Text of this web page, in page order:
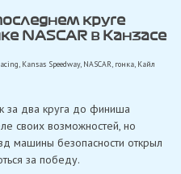
круге
NASCAR в Канзасе
, Kansas Speedway, NASCAR, гонка, Кайл
за два круга до финиша
своих возможностей, но
машины безопасности открыл
за победу.